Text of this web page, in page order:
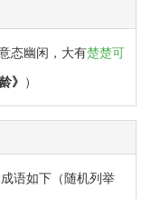
态幽闲，大有楚楚可
》 ）
成语如下（随机列举